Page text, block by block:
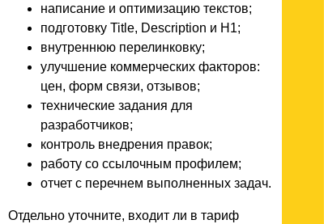
написание и оптимизацию текстов;
подготовку Title, Description и H1;
внутреннюю перелинковку;
улучшение коммерческих факторов:
цен, форм связи, отзывов;
технические задания для
разработчиков;
контроль внедрения правок;
работу со ссылочным профилем;
отчет с перечнем выполненных задач.
Отдельно уточните, входит ли в тариф